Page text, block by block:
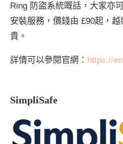
Ring 防盜系統嘅話，大家亦
安裝服務，價錢由 £90起，
貴。
詳情可以參閱官網： https://
SimpliSafe